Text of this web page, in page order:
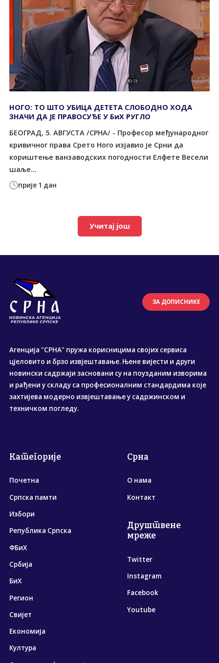
прије 1 дан
НОГО: ТО ШТО УБИЦА ДЕТЕТА СЛОБОДНО ХОДА
ЗНАЧИ ДА ЈЕ ПРАВОСУЂЕ У БиХ РУГЛО
БЕОГРАД, 5. АВГУСТА /СРНА/ - Професор међународног
кривичног права Срето Ного изјавио је Срни да
кориштење ванзаводских погодности Елфете Весели
шаље...
Учитај још
ЗА ДОПИСНИКЕ
Агенција "СРНА" пружа корисницима својих сервиса
цјеловито и брзо извјештавање. Њене вијести и други
новински садржаји засновани су на поузданим изворима
и рађени у складу са професионалним стандардима које
захтијева модерно извјештавање у садржинском и
техничком погледу.
Категорије
Почетна
Српска памти
Избори
Република Српска
ФБиХ
Србија
БиХ
Регион
Свијет
Економија
Култура
Срна
О нама
Контакт
Друштвене
мреже
Twitter
Instagram
Facebook
Youtube